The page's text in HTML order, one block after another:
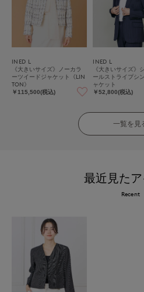
INED L
《大きいサイズ》ノーカラ
ーツイードジャケット《LIN
TON》
￥115,500(税込)
INED L
《大きいサイズ》
ールストライプシ
ャケット
￥52,800(税込)
一覧を見
最近見た
Recent